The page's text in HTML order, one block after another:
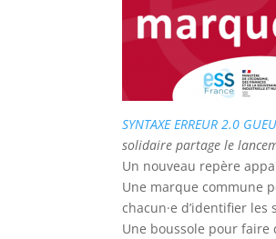
SYNTAXE ERREUR 2.0
solidaire partage le
Un nouveau repère
Une marque commune
chacun·e d’identifier
Une boussole pour faire